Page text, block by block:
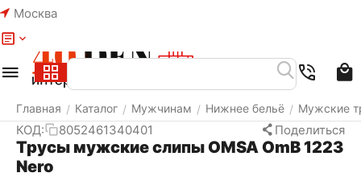
Москва
Главная / Каталог / Мужчинам / Нижнее бельё / Мужские
КОД: 8052461340401 Поделиться
Трусы мужские слипы OMSA OmB 1223
Nero
Меню